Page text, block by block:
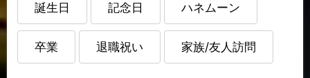
誕生日 記念日 ハネムーン
卒業 退職祝い 家族/友人訪問